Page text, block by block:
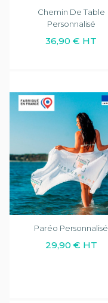
Chemin De Table
Personnalisé
36,90 € HT
Paréo Personnalisé
29,90 € HT